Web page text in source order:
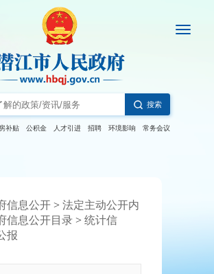
搜索
补贴 公积金 人才引进 招聘 环境影响 常务会议
信息公开 > 法定主动公开内
信息公开目录 > 统计信
报